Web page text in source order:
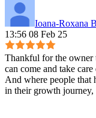
Ioana-Roxana
13:56 08 Feb 25
Thankful for the owner
can come and take
And where people that
in their growth journey,